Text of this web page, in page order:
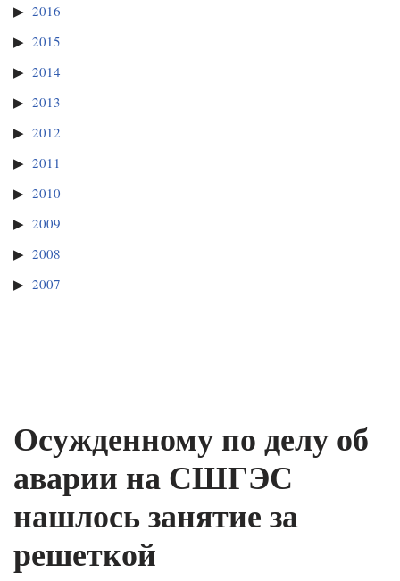
2016
2015
2014
2013
2012
2011
2010
2009
2008
2007
Осужденному по делу об
аварии на СШГЭС
нашлось занятие за
решеткой